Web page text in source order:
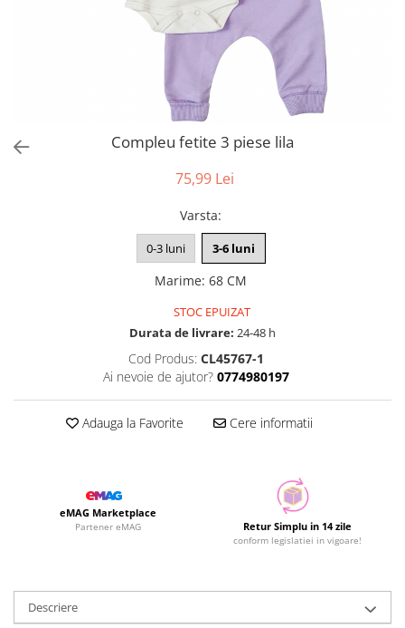
Compleu fetite 3 piese lila
75,99 Lei
Varsta:
0-3 luni 3-6 luni
Marime: 68 CM
STOC EPUIZAT
Durata de livrare: 24-48 h
Cod Produs: CL45767-1
Ai nevoie de ajutor? 0774980197
Adauga la Favorite Cere informatii
eMAG Marketplace
Partener eMAG Retur Simplu in 14 zile
conform legislatiei in vigoare!
Descriere